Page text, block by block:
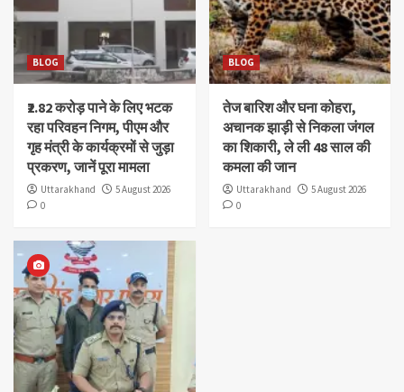
BLOG
₹2.82 करोड़ पाने के लिए भटक
रहा परिवहन निगम, पीएम और
गृह मंत्री के कार्यक्रमों से जुड़ा
प्रकरण, जानें पूरा मामला
Uttarakhand
5 August 2026
0
BLOG
तेज बारिश और घना कोहरा,
अचानक झाड़ी से निकला जंगल
का शिकारी, ले ली 48 साल की
कमला की जान
Uttarakhand
5 August 2026
0